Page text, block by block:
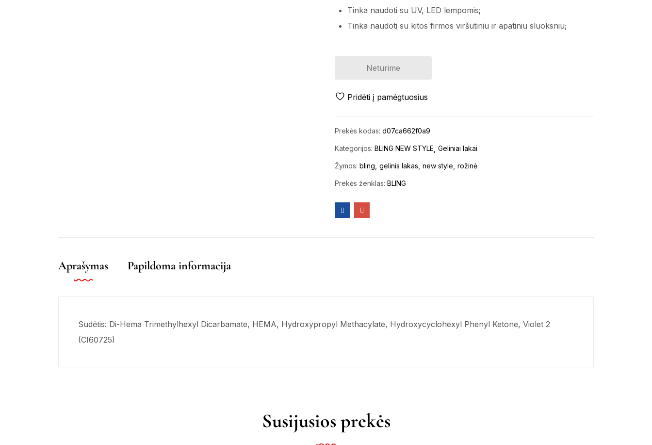
Tinka naudoti su UV, LED lempomis;
Tinka naudoti su kitos firmos viršutiniu ir apatiniu sluoksniu;
Neturime
Pridėti į pamėgtuosius
Prekės kodas: d07ca662f0a9
Kategorijos: BLING NEW STYLE Geliniai lakai
Žymos: bling gelinis lakas new style rožinė
Prekės ženklas: BLING
Aprašymas Papildoma informacija
Sudėtis: Di-Hema Trimethylhexyl Dicarbamate, HEMA, Hydroxypropyl Methacylate, Hydroxycyclohexyl Phenyl Ketone, Violet 2
(CI60725)
Susijusios prekės